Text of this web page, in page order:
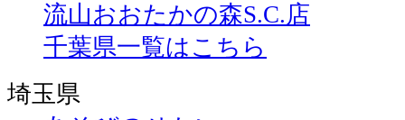
流山おおたかの森S.C.店
千葉県一覧はこちら
埼玉県